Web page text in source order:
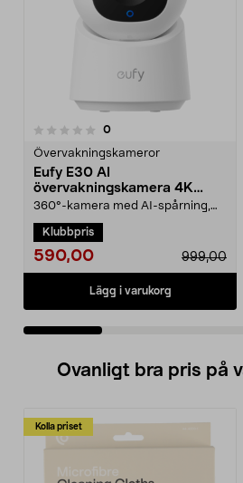
0recensioner
Övervakningskameror
Eufy E30 AI
övervakningskamera 4K
inomhus
360°-kamera med AI-spårning,
mobilen. Eufy E3...
Klubbpris
590,00 999,00
Lägg i varukorg
4.5 av 5 stjärnor
Ovanligt bra pris på
Kolla priset